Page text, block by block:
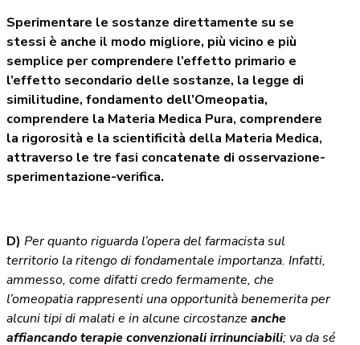
Sperimentare le sostanze direttamente su se
stessi è anche il modo migliore, più vicino e più
semplice per comprendere l’effetto primario e
l’effetto secondario delle sostanze, la legge di
similitudine, fondamento dell’Omeopatia,
comprendere la Materia Medica Pura, comprendere
la rigorosità e la scientificità della Materia Medica,
attraverso le tre fasi concatenate di osservazione-
sperimentazione-verifica.
D) Per quanto riguarda l’opera del farmacista sul
territorio la ritengo di fondamentale importanza. Infatti,
ammesso, come difatti credo fermamente, che
l’omeopatia rappresenti una opportunità benemerita per
alcuni tipi di malati e in alcune circostanze anche
affiancando terapie convenzionali irrinunciabili; va da sé